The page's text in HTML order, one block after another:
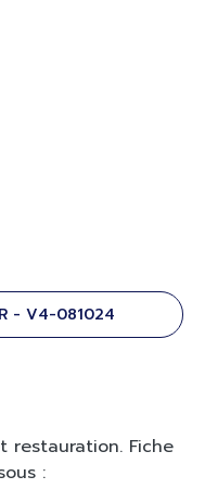
- V4-081024
restauration. Fiche
: